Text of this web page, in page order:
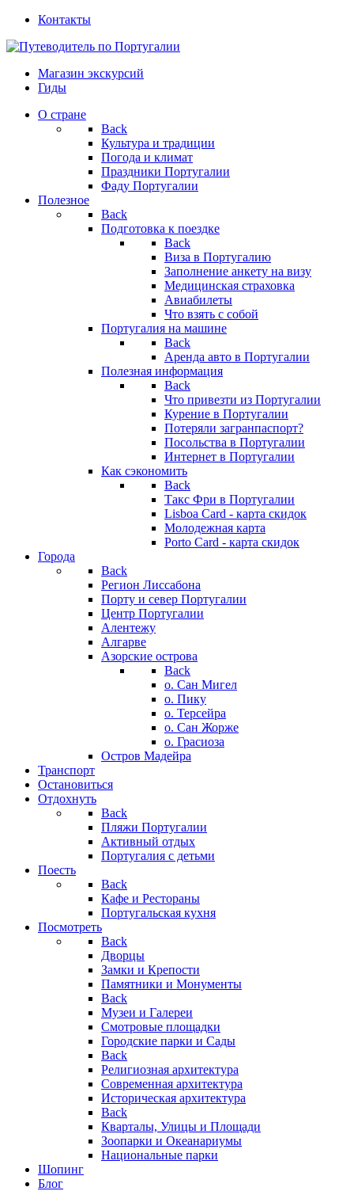
Контакты
Магазин экскурсий
Гиды
О стране
Back
Культура и традиции
Погода и климат
Праздники Португалии
Фаду Португалии
Полезное
Back
Подготовка к поездке
Back
Виза в Португалию
Заполнение анкету на визу
Медицинская страховка
Авиабилеты
Что взять с собой
Португалия на машине
Back
Аренда авто в Португалии
Полезная информация
Back
Что привезти из Португалии
Курение в Португалии
Потеряли загранпаспорт?
Посольства в Португалии
Интернет в Португалии
Как сэкономить
Back
Такс Фри в Португалии
Lisboa Card - карта скидок
Молодежная карта
Porto Card - карта скидок
Города
Back
Регион Лиссабона
Порту и север Португалии
Центр Португалии
Алентежу
Алгарве
Азорские острова
Back
о. Сан Мигел
о. Пику
о. Терсейра
о. Сан Жорже
о. Грасиоза
Остров Мадейра
Транспорт
Остановиться
Отдохнуть
Back
Пляжи Португалии
Активный отдых
Португалия с детьми
Поесть
Back
Кафе и Рестораны
Португальская кухня
Посмотреть
Back
Дворцы
Замки и Крепости
Памятники и Монументы
Back
Музеи и Галереи
Смотровые площадки
Городские парки и Сады
Back
Религиозная архитектура
Современная архитектура
Историческая архитектура
Back
Кварталы, Улицы и Площади
Зоопарки и Океанариумы
Национальные парки
Шопинг
Блог